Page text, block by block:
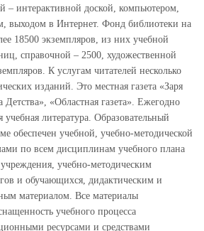
– интерактивной доской, компьютером,
выходом в Интернет. Фонд библиотеки на
18500 экземпляров, из них учебной
справочной – 2500, художественной
К услугам читателей несколько
изданий. Это местная газета «Заря
Детства», «Областная газета». Ежегодно
учебная литература. Образовательный
обеспечен учебной, учебно-методической
по всем дисциплинам учебного плана
учебно-методическим
и обучающихся, дидактическим и
материалом. Все материалы
учебного процесса
ресурсами и средствами